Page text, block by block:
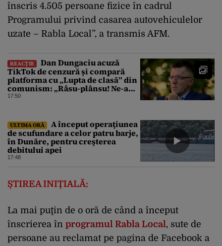
înscris 4.505 persoane fizice în cadrul
Programului privind casarea autovehiculelor
uzate – Rabla Local”, a transmis AFM.
REACȚIE
Dan Dungaciu acuză
TikTok de cenzură și compară
platforma cu „Lupta de clasă” din
comunism: „Râsu-plânsu! Ne-am
întors de unde am plecat!”
17:50
ULTIMA ORĂ
A început operaţiunea
de scufundare a celor patru barje,
în Dunăre, pentru creşterea
debitului apei
17:48
ȘTIREA INIȚIALĂ:
La mai puţin de o oră de când a început
înscrierea în programul Rabla Local, sute de
persoane au reclamat pe pagina de Facebook a